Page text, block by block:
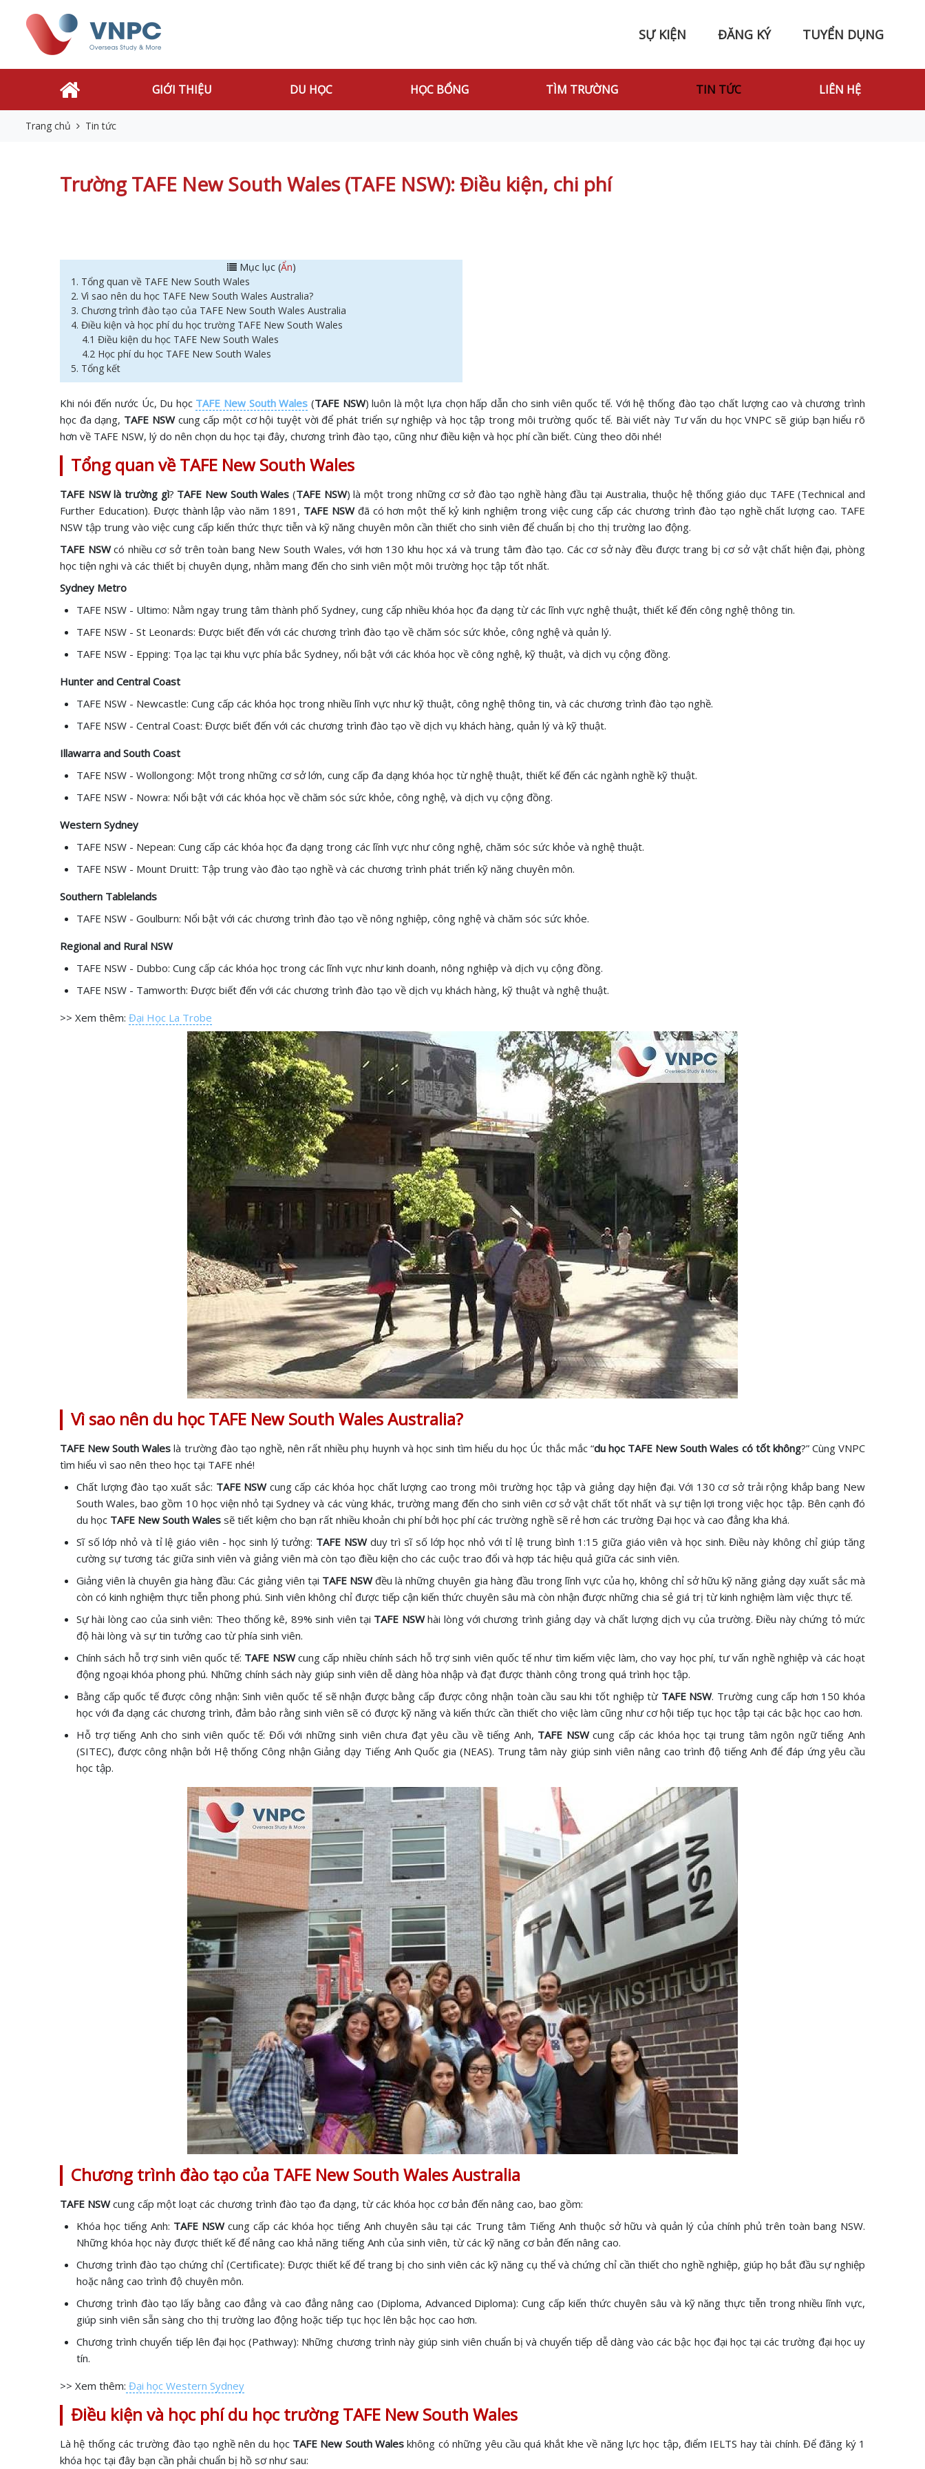
SỰ KIỆN ĐĂNG KÝ TUYỂN DỤNG
GIỚI THIỆU DU HỌC HỌC BỔNG TÌM TRƯỜNG TIN TỨC LIÊN HỆ
Trang chủ Tin tức
Trường TAFE New South Wales (TAFE NSW): Điều kiện, chi phí
Mục lục (Ẩn)
1. Tổng quan về TAFE New South Wales
2. Vì sao nên du học TAFE New South Wales Australia?
3. Chương trình đào tạo của TAFE New South Wales Australia
4. Điều kiện và học phí du học trường TAFE New South Wales
4.1 Điều kiện du học TAFE New South Wales
4.2 Học phí du học TAFE New South Wales
5. Tổng kết
Khi nói đến nước Úc, Du học TAFE New South Wales (TAFE NSW) luôn là một lựa chọn hấp dẫn cho sinh viên quốc tế. Với hệ thống đào tạo chất lượng cao và chương trình
học đa dạng, TAFE NSWcung cấp một cơ hội tuyệt vời để phát triển sự nghiệp và học tập trong môi trường quốc tế. Bài viết này Tư vấn du học VNPC sẽ giúp bạn hiểu rõ
hơn về TAFE NSW, lý do nên chọn du học tại đây, chương trình đào tạo, cũng như điều kiện và học phí cần biết. Cùng theo dõi nhé!
Tổng quan về TAFE New South Wales
TAFE NSW là trường gì? TAFE New South Wales(TAFE NSW) là một trong những cơ sở đào tạo nghề hàng đầu tại Australia, thuộc hệ thống giáo dục TAFE (Technical and
Further Education). Được thành lập vào năm 1891, TAFE NSWđã có hơn một thế kỷ kinh nghiệm trong việc cung cấp các chương trình đào tạo nghề chất lượng cao. TAFE
NSW tập trung vào việc cung cấp kiến thức thực tiễn và kỹ năng chuyên môn cần thiết cho sinh viên để chuẩn bị cho thị trường lao động.
TAFE NSWcó nhiều cơ sở trên toàn bang New South Wales, với hơn 130 khu học xá và trung tâm đào tạo. Các cơ sở này đều được trang bị cơ sở vật chất hiện đại, phòng
học tiện nghi và các thiết bị chuyên dụng, nhằm mang đến cho sinh viên một môi trường học tập tốt nhất.
Sydney Metro
TAFE NSW - Ultimo: Nằm ngay trung tâm thành phố Sydney, cung cấp nhiều khóa học đa dạng từ các lĩnh vực nghệ thuật, thiết kế đến công nghệ thông tin.
TAFE NSW - St Leonards: Được biết đến với các chương trình đào tạo về chăm sóc sức khỏe, công nghệ và quản lý.
TAFE NSW - Epping: Tọa lạc tại khu vực phía bắc Sydney, nổi bật với các khóa học về công nghệ, kỹ thuật, và dịch vụ cộng đồng.
Hunter and Central Coast
TAFE NSW - Newcastle: Cung cấp các khóa học trong nhiều lĩnh vực như kỹ thuật, công nghệ thông tin, và các chương trình đào tạo nghề.
TAFE NSW - Central Coast: Được biết đến với các chương trình đào tạo về dịch vụ khách hàng, quản lý và kỹ thuật.
Illawarra and South Coast
TAFE NSW - Wollongong: Một trong những cơ sở lớn, cung cấp đa dạng khóa học từ nghệ thuật, thiết kế đến các ngành nghề kỹ thuật.
TAFE NSW - Nowra: Nổi bật với các khóa học về chăm sóc sức khỏe, công nghệ, và dịch vụ cộng đồng.
Western Sydney
TAFE NSW - Nepean: Cung cấp các khóa học đa dạng trong các lĩnh vực như công nghệ, chăm sóc sức khỏe và nghệ thuật.
TAFE NSW - Mount Druitt: Tập trung vào đào tạo nghề và các chương trình phát triển kỹ năng chuyên môn.
Southern Tablelands
TAFE NSW - Goulburn: Nổi bật với các chương trình đào tạo về nông nghiệp, công nghệ và chăm sóc sức khỏe.
Regional and Rural NSW
TAFE NSW - Dubbo: Cung cấp các khóa học trong các lĩnh vực như kinh doanh, nông nghiệp và dịch vụ cộng đồng.
TAFE NSW - Tamworth: Được biết đến với các chương trình đào tạo về dịch vụ khách hàng, kỹ thuật và nghệ thuật.
>> Xem thêm: Đại Học La Trobe
Vì sao nên du học TAFE New South Wales Australia?
TAFE New South Wales là trường đào tạo nghề, nên rất nhiều phụ huynh và học sinh tìm hiểu du học Úc thắc mắc “du học TAFE New South Wales có tốt không?” Cùng VNPC
tìm hiểu vì sao nên theo học tại TAFE nhé!
Chất lượng đào tạo xuất sắc: TAFE NSW cung cấp các khóa học chất lượng cao trong môi trường học tập và giảng dạy hiện đại. Với 130 cơ sở trải rộng khắp bang New
South Wales, bao gồm 10 học viện nhỏ tại Sydney và các vùng khác, trường mang đến cho sinh viên cơ sở vật chất tốt nhất và sự tiện lợi trong việc học tập. Bên cạnh đó
du học TAFE New South Wales sẽ tiết kiệm cho bạn rất nhiều khoản chi phí bởi học phí các trường nghề sẽ rẻ hơn các trường Đại học và cao đẳng kha khá.
Sĩ số lớp nhỏ và tỉ lệ giáo viên - học sinh lý tưởng: TAFE NSWduy trì sĩ số lớp học nhỏ với tỉ lệ trung bình 1:15 giữa giáo viên và học sinh. Điều này không chỉ giúp tăng
cường sự tương tác giữa sinh viên và giảng viên mà còn tạo điều kiện cho các cuộc trao đổi và hợp tác hiệu quả giữa các sinh viên.
Giảng viên là chuyên gia hàng đầu: Các giảng viên tại TAFE NSWđều là những chuyên gia hàng đầu trong lĩnh vực của họ, không chỉ sở hữu kỹ năng giảng dạy xuất sắc mà
còn có kinh nghiệm thực tiễn phong phú. Sinh viên không chỉ được tiếp cận kiến thức chuyên sâu mà còn nhận được những chia sẻ giá trị từ kinh nghiệm làm việc thực tế.
Sự hài lòng cao của sinh viên: Theo thống kê, 89% sinh viên tại TAFE NSWhài lòng với chương trình giảng dạy và chất lượng dịch vụ của trường. Điều này chứng tỏ mức
độ hài lòng và sự tin tưởng cao từ phía sinh viên.
Chính sách hỗ trợ sinh viên quốc tế: TAFE NSWcung cấp nhiều chính sách hỗ trợ sinh viên quốc tế như tìm kiếm việc làm, cho vay học phí, tư vấn nghề nghiệp và các hoạt
động ngoại khóa phong phú. Những chính sách này giúp sinh viên dễ dàng hòa nhập và đạt được thành công trong quá trình học tập.
Bằng cấp quốc tế được công nhận: Sinh viên quốc tế sẽ nhận được bằng cấp được công nhận toàn cầu sau khi tốt nghiệp từ TAFE NSW. Trường cung cấp hơn 150 khóa
học với đa dạng các chương trình, đảm bảo rằng sinh viên sẽ có được kỹ năng và kiến thức cần thiết cho việc làm cũng như cơ hội tiếp tục học tập tại các bậc học cao hơn.
Hỗ trợ tiếng Anh cho sinh viên quốc tế: Đối với những sinh viên chưa đạt yêu cầu về tiếng Anh, TAFE NSWcung cấp các khóa học tại trung tâm ngôn ngữ tiếng Anh
(SITEC), được công nhận bởi Hệ thống Công nhận Giảng dạy Tiếng Anh Quốc gia (NEAS). Trung tâm này giúp sinh viên nâng cao trình độ tiếng Anh để đáp ứng yêu cầu
học tập.
Chương trình đào tạo của TAFE New South Wales Australia
TAFE NSWcung cấp một loạt các chương trình đào tạo đa dạng, từ các khóa học cơ bản đến nâng cao, bao gồm:
Khóa học tiếng Anh: TAFE NSWcung cấp các khóa học tiếng Anh chuyên sâu tại các Trung tâm Tiếng Anh thuộc sở hữu và quản lý của chính phủ trên toàn bang NSW.
Những khóa học này được thiết kế để nâng cao khả năng tiếng Anh của sinh viên, từ các kỹ năng cơ bản đến nâng cao.
Chương trình đào tạo chứng chỉ (Certificate): Được thiết kế để trang bị cho sinh viên các kỹ năng cụ thể và chứng chỉ cần thiết cho nghề nghiệp, giúp họ bắt đầu sự nghiệp
hoặc nâng cao trình độ chuyên môn.
Chương trình đào tạo lấy bằng cao đẳng và cao đẳng nâng cao (Diploma, Advanced Diploma): Cung cấp kiến thức chuyên sâu và kỹ năng thực tiễn trong nhiều lĩnh vực,
giúp sinh viên sẵn sàng cho thị trường lao động hoặc tiếp tục học lên bậc học cao hơn.
Chương trình chuyển tiếp lên đại học (Pathway): Những chương trình này giúp sinh viên chuẩn bị và chuyển tiếp dễ dàng vào các bậc học đại học tại các trường đại học uy
tín.
>> Xem thêm: Đại học Western Sydney
Điều kiện và học phí du học trường TAFE New South Wales
Là hệ thống các trường đào tạo nghề nên du học TAFE New South Wales không có những yêu cầu quá khắt khe về năng lực học tập, điểm IELTS hay tài chính. Để đăng ký 1
khóa học tại đây bạn cần phải chuẩn bị hồ sơ như sau: